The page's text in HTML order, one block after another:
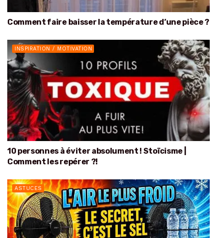
Comment faire baisser la température d’une pièce ?
INSPIRATION / MOTIVATION
10 personnes à éviter absolument ! Stoïcisme |
Comment les repérer ?!
ASTUCES